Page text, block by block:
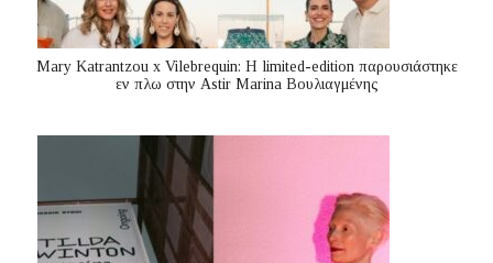
Mary Katrantzou x Vilebrequin: Η limited-edition παρουσιάστηκε
εν πλω στην Astir Marina Βουλιαγμένης